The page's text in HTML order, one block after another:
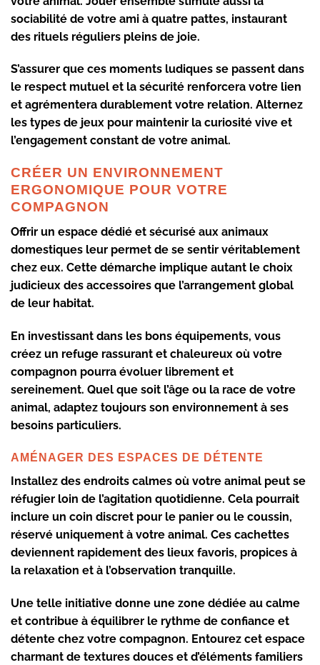
sociabilité de votre ami à quatre pattes, instaurant
des rituels réguliers pleins de joie.
S’assurer que ces moments ludiques se passent dans
le respect mutuel et la sécurité renforcera votre lien
et agrémentera durablement votre relation. Alternez
les types de jeux pour maintenir la curiosité vive et
l’engagement constant de votre animal.
CRÉER UN ENVIRONNEMENT
ERGONOMIQUE POUR VOTRE
COMPAGNON
Offrir un espace dédié et sécurisé aux animaux
domestiques leur permet de se sentir véritablement
chez eux. Cette démarche implique autant le choix
judicieux des accessoires que l’arrangement global
de leur habitat.
En investissant dans les bons équipements, vous
créez un refuge rassurant et chaleureux où votre
compagnon pourra évoluer librement et
sereinement. Quel que soit l’âge ou la race de votre
animal, adaptez toujours son environnement à ses
besoins particuliers.
AMÉNAGER DES ESPACES DE DÉTENTE
Installez des endroits calmes où votre animal peut se
réfugier loin de l’agitation quotidienne. Cela pourrait
inclure un coin discret pour le panier ou le coussin,
réservé uniquement à votre animal. Ces cachettes
deviennent rapidement des lieux favoris, propices à
la relaxation et à l’observation tranquille.
Une telle initiative donne une zone dédiée au calme
et contribue à équilibrer le rythme de confiance et
détente chez votre compagnon. Entourez cet espace
charmant de textures douces et d’éléments familiers